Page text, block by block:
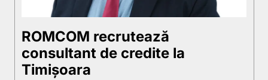
ROMCOM recrutează
consultant de credite la
Timișoara